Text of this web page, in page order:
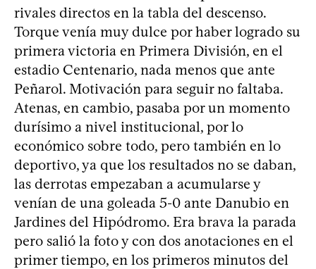
rivales directos en la tabla del descenso.
Torque venía muy dulce por haber logrado su
primera victoria en Primera División, en el
estadio Centenario, nada menos que ante
Peñarol. Motivación para seguir no faltaba.
Atenas, en cambio, pasaba por un momento
durísimo a nivel institucional, por lo
económico sobre todo, pero también en lo
deportivo, ya que los resultados no se daban,
las derrotas empezaban a acumularse y
venían de una goleada 5-0 ante Danubio en
Jardines del Hipódromo. Era brava la parada
pero salió la foto y con dos anotaciones en el
primer tiempo, en los primeros minutos del